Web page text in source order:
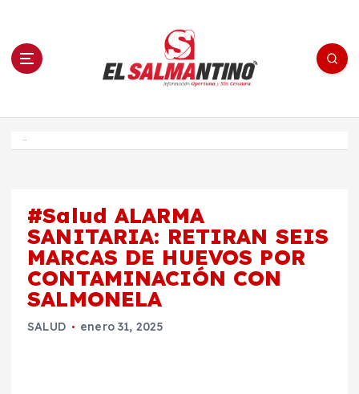
n El Salmantino - medios/noticias/editorial
#Salud ALARMA
SANITARIA: RETIRAN SEIS
MARCAS DE HUEVOS POR
CONTAMINACIÓN CON
SALMONELA
SALUD enero 31, 2025